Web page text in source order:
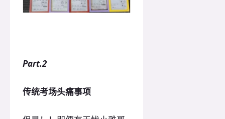
Part.2
传统考场头痛事项